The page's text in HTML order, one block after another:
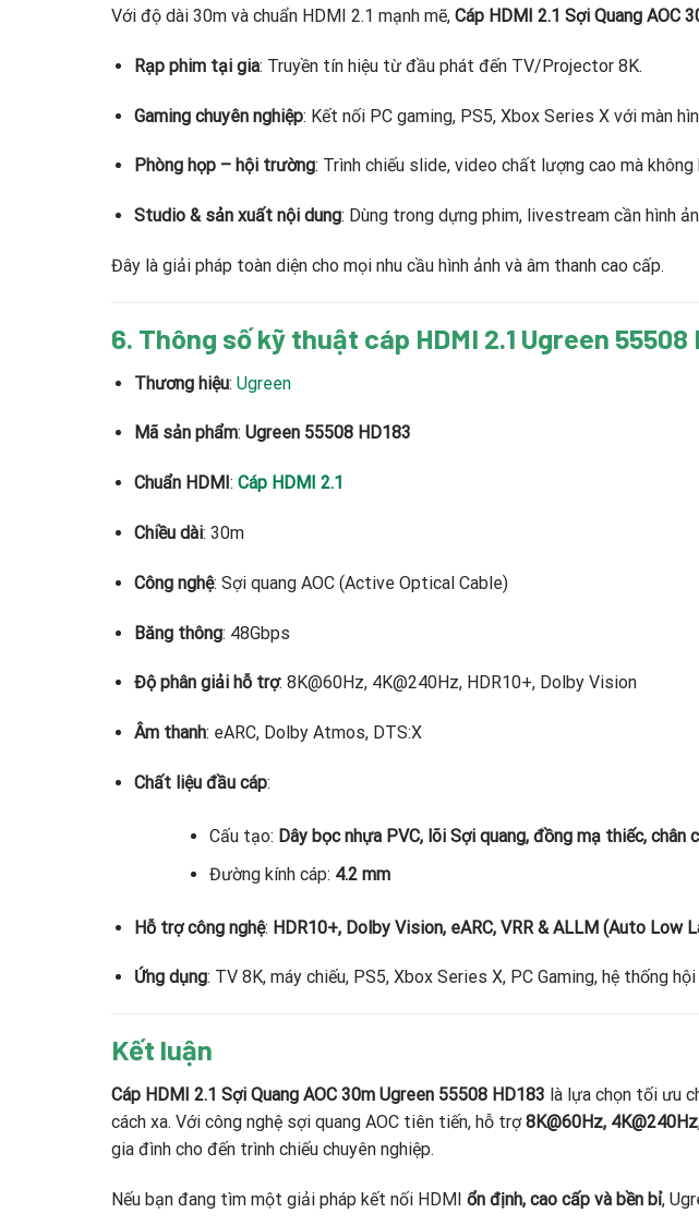
Với độ dài 30m và chuẩn HDMI 2.1 mạnh mẽ, Cáp HDMI 2.1 Sợi Quang AOC
Rạp phim tại gia: Truyền tín hiệu từ đầu phát đến TV/Projector 8K.
Gaming chuyên nghiệp: Kết nối PC gaming, PS5, Xbox Series X với màn
Phòng họp – hội trường: Trình chiếu slide, video chất lượng cao mà không
Studio & sản xuất nội dung: Dùng trong dựng phim, livestream cần hình
Đây là giải pháp toàn diện cho mọi nhu cầu hình ảnh và âm thanh cao cấp.
6. Thông số kỹ thuật cáp HDMI 2.1 Ugreen 55508
Thương hiệu: Ugreen
Mã sản phẩm: Ugreen 55508 HD183
Chuẩn HDMI : Cáp HDMI 2.1
Chiều dài: 30m
Công nghệ: Sợi quang AOC (Active Optical Cable)
Băng thông: 48Gbps
Độ phân giải hỗ trợ: 8K@60Hz, 4K@240Hz, HDR10+, Dolby Vision
Âm thanh: eARC, Dolby Atmos, DTS:X
Chất liệu đầu cáp:
Cấu tạo: Dây bọc nhựa PVC, lõi Sợi quang, đồng mạ thiếc, chân
Đường kính cáp: 4.2 mm
Hỗ trợ công nghệ: HDR10+, Dolby Vision, eARC, VRR & ALLM (Auto Low
Ứng dụng: TV 8K, máy chiếu, PS5, Xbox Series X, PC Gaming, hệ thống hội
Kết luận
Cáp HDMI 2.1 Sợi Quang AOC 30m Ugreen 55508 HD183 là lựa chọn tối ưu
cách xa. Với công nghệ sợi quang AOC tiên tiến, hỗ trợ8K@60Hz,
gia đình cho đến trình chiếu chuyên nghiệp.
Nếu bạn đang tìm một giải pháp kết nối HDMI ổn định, cao cấp và bền bỉ,